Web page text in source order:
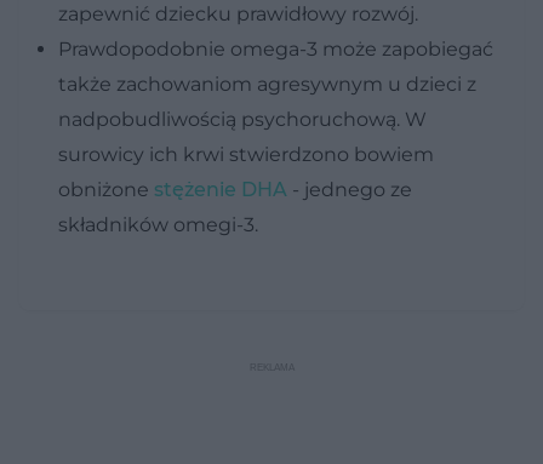
zapewnić dziecku prawidłowy rozwój.
Prawdopodobnie omega-3 może zapobiegać
także zachowaniom agresywnym u dzieci z
nadpobudliwością psychoruchową. W
surowicy ich krwi stwierdzono bowiem
obniżone stężenie DHA - jednego ze
składników omegi-3.